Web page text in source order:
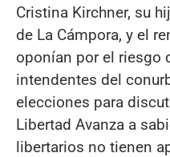
Cristina Kirchner, su
de La Cámpora, y el
oponían por el riesgo
intendentes del
elecciones para
Libertad Avanza a
libertarios no tienen